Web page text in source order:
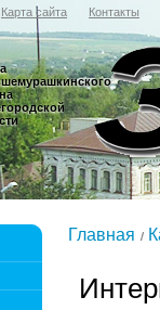
Карта сайта Контакты
Главная